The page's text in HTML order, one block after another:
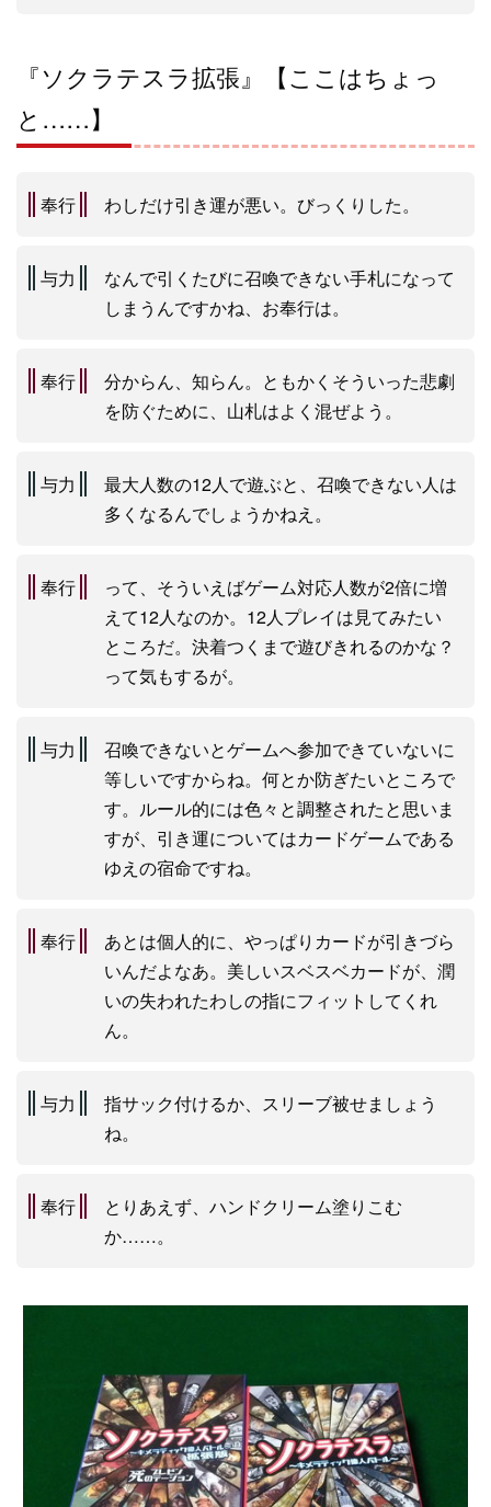
『ソクラテスラ拡張』【ここはちょっ
と……】
奉行 わしだけ引き運が悪い。びっくりした。
与力
なんで引くたびに召喚できない手札になって
しまうんですかね、お奉行は。
奉行
分からん、知らん。ともかくそういった悲劇
を防ぐために、山札はよく混ぜよう。
与力
最大人数の12人で遊ぶと、召喚できない人は
多くなるんでしょうかねえ。
奉行
って、そういえばゲーム対応人数が2倍に増
えて12人なのか。12人プレイは見てみたい
ところだ。決着つくまで遊びきれるのかな？
って気もするが。
与力
召喚できないとゲームへ参加できていないに
等しいですからね。何とか防ぎたいところで
す。ルール的には色々と調整されたと思いま
すが、引き運についてはカードゲームである
ゆえの宿命ですね。
奉行
あとは個人的に、やっぱりカードが引きづら
いんだよなあ。美しいスベスベカードが、潤
いの失われたわしの指にフィットしてくれ
ん。
与力
指サック付けるか、スリーブ被せましょう
ね。
奉行
とりあえず、ハンドクリーム塗りこむ
か……。